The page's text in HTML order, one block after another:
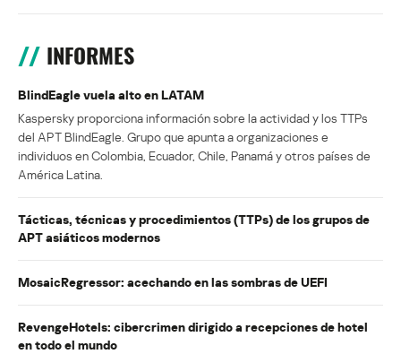
INFORMES
BlindEagle vuela alto en LATAM
Kaspersky proporciona información sobre la actividad y los TTPs
del APT BlindEagle. Grupo que apunta a organizaciones e
individuos en Colombia, Ecuador, Chile, Panamá y otros países de
América Latina.
Tácticas, técnicas y procedimientos (TTPs) de los grupos de
APT asiáticos modernos
MosaicRegressor: acechando en las sombras de UEFI
RevengeHotels: cibercrimen dirigido a recepciones de hotel
en todo el mundo